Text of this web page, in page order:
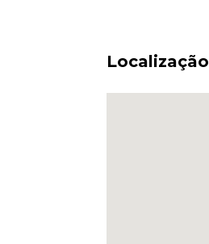
Localização